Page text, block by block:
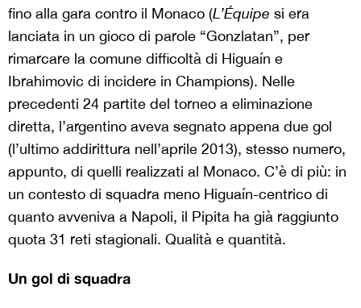
fino alla gara contro il Monaco (L’Équipe si era
lanciata in un gioco di parole “Gonzlatan”, per
rimarcare la comune difficoltà di Higuaín e
Ibrahimovic di incidere in Champions). Nelle
precedenti 24 partite del torneo a eliminazione
diretta, l’argentino aveva segnato appena due gol
(l’ultimo addirittura nell’aprile 2013), stesso numero,
appunto, di quelli realizzati al Monaco. C’è di più: in
un contesto di squadra meno Higuaín-centrico di
quanto avveniva a Napoli, il Pipita ha già raggiunto
quota 31 reti stagionali. Qualità e quantità.
Un gol di squadra